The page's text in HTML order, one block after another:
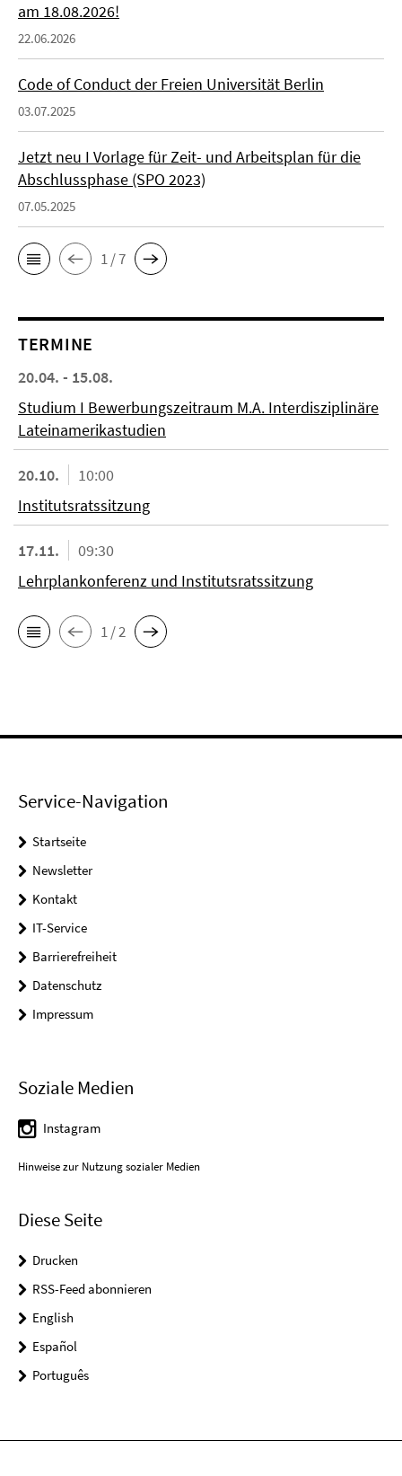
am 18.08.2026!
22.06.2026
Code of Conduct der Freien Universität Berlin
03.07.2025
Jetzt neu I Vorlage für Zeit- und Arbeitsplan für die
Abschlussphase (SPO 2023)
07.05.2025
1 / 7
TERMINE
20.04. - 15.08.
Studium I Bewerbungszeitraum M.A. Interdisziplinäre
Lateinamerikastudien
20.10.
10:00
Institutsratssitzung
17.11.
09:30
Lehrplankonferenz und Institutsratssitzung
1 / 2
Service-Navigation
Startseite
Newsletter
Kontakt
IT-Service
Barrierefreiheit
Datenschutz
Impressum
Soziale Medien
Instagram
Hinweise zur Nutzung sozialer Medien
Diese Seite
Drucken
RSS-Feed abonnieren
English
Español
Português